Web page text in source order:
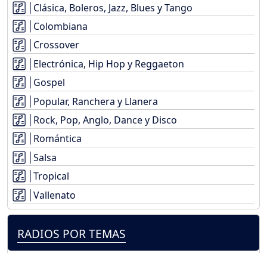
Clásica, Boleros, Jazz, Blues y Tango
Colombiana
Crossover
Electrónica, Hip Hop y Reggaeton
Gospel
Popular, Ranchera y Llanera
Rock, Pop, Anglo, Dance y Disco
Romántica
Salsa
Tropical
Vallenato
RADIOS POR TEMAS